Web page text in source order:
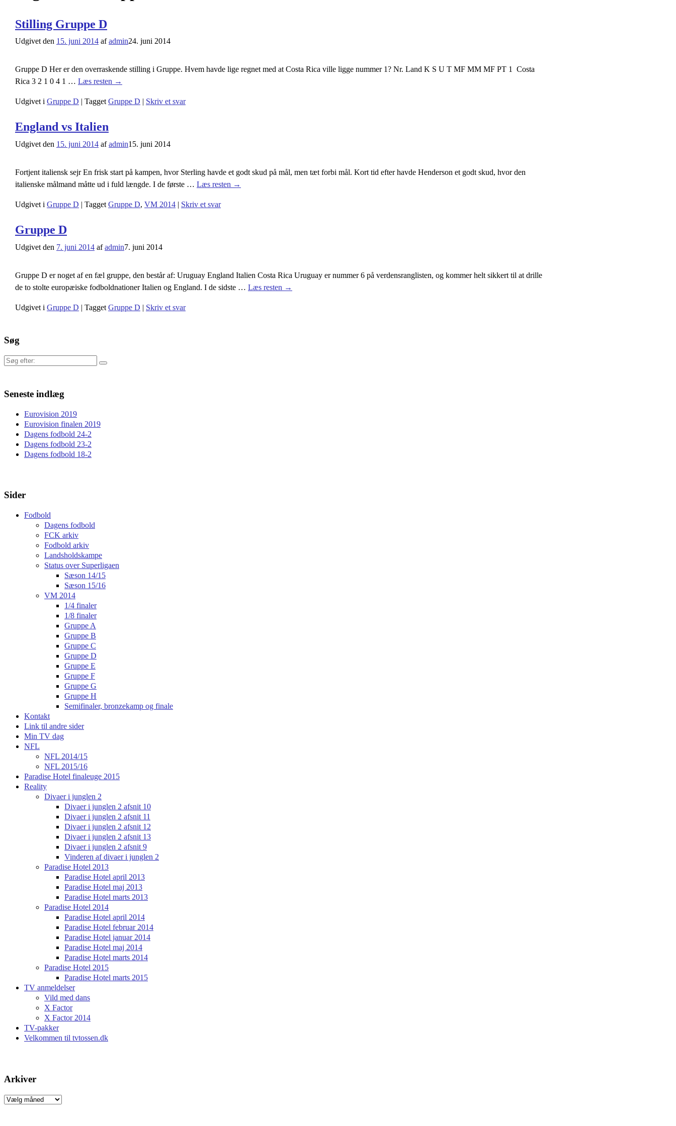
Stilling Gruppe D
Udgivet den 15. juni 2014 afadmin24. juni 2014
Gruppe D Her er den overraskende stilling i Gruppe. Hvem havde lige regnet med at Costa Rica ville ligge nummer 1? Nr. Land K S U T MF MM MF PT 1 Costa
Rica 3 2 1 0 4 1 … Læs resten →
Udgivet i Gruppe D | Tagget Gruppe D | Skriv et svar
England vs Italien
Udgivet den 15. juni 2014 afadmin15. juni 2014
Fortjent italiensk sejr En frisk start på kampen, hvor Sterling havde et godt skud på mål, men tæt forbi mål. Kort tid efter havde Henderson et godt skud, hvor den
italienske målmand måtte ud i fuld længde. I de første … Læs resten →
Udgivet i Gruppe D | Tagget Gruppe D, VM 2014 | Skriv et svar
Gruppe D
Udgivet den 7. juni 2014 afadmin7. juni 2014
Gruppe D er noget af en fæl gruppe, den består af: Uruguay England Italien Costa Rica Uruguay er nummer 6 på verdensranglisten, og kommer helt sikkert til at drille
de to stolte europæiske fodboldnationer Italien og England. I de sidste … Læs resten →
Udgivet i Gruppe D | Tagget Gruppe D | Skriv et svar
Søg
Søg
Seneste indlæg
Eurovision 2019
Eurovision finalen 2019
Dagens fodbold 24-2
Dagens fodbold 23-2
Dagens fodbold 18-2
Sider
Fodbold
Dagens fodbold
FCK arkiv
Fodbold arkiv
Landsholdskampe
Status over Superligaen
Sæson 14/15
Sæson 15/16
VM 2014
1/4 finaler
1/8 finaler
Gruppe A
Gruppe B
Gruppe C
Gruppe D
Gruppe E
Gruppe F
Gruppe G
Gruppe H
Semifinaler, bronzekamp og finale
Kontakt
Link til andre sider
Min TV dag
NFL
NFL 2014/15
NFL 2015/16
Paradise Hotel finaleuge 2015
Reality
Divaer i junglen 2
Divaer i junglen 2 afsnit 10
Divaer i junglen 2 afsnit 11
Divaer i junglen 2 afsnit 12
Divaer i junglen 2 afsnit 13
Divaer i junglen 2 afsnit 9
Vinderen af divaer i junglen 2
Paradise Hotel 2013
Paradise Hotel april 2013
Paradise Hotel maj 2013
Paradise Hotel marts 2013
Paradise Hotel 2014
Paradise Hotel april 2014
Paradise Hotel februar 2014
Paradise Hotel januar 2014
Paradise Hotel maj 2014
Paradise Hotel marts 2014
Paradise Hotel 2015
Paradise Hotel marts 2015
TV anmeldelser
Vild med dans
X Factor
X Factor 2014
TV-pakker
Velkommen til tvtossen.dk
Arkiver
Arkiver